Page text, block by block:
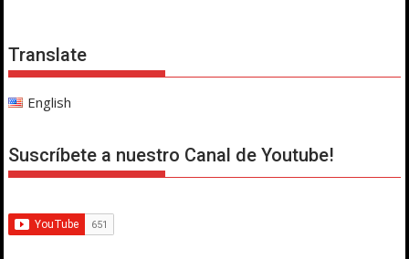
Translate
English
Suscríbete a nuestro Canal de Youtube!